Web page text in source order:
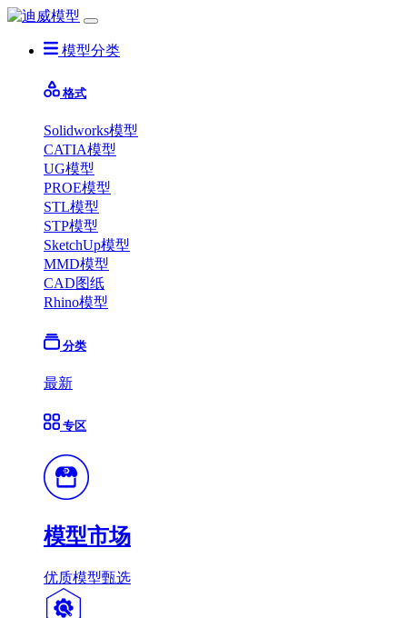
模型分类
格式
Solidworks模型
CATIA模型
UG模型
PROE模型
STL模型
STP模型
SketchUp模型
MMD模型
CAD图纸
Rhino模型
分类
最新
专区
模型市场
优质模型甄选